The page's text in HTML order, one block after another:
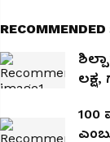
100